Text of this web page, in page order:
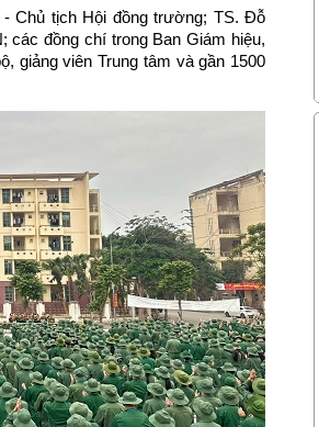
Chủ tịch Hội đồng trường; TS. Đỗ
các đồng chí trong Ban Giám hiệu,
giảng viên Trung tâm và gần 1500